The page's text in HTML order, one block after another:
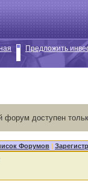
Предложить
форум доступен
Форумов |